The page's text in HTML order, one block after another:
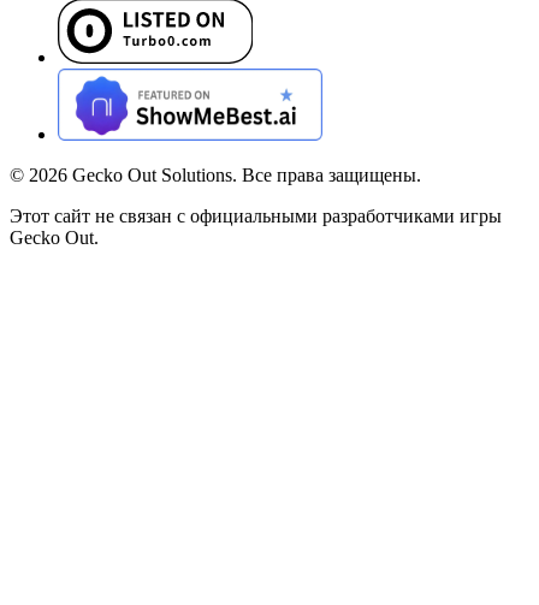
© 2026 Gecko Out Solutions. Все права защищены.
Этот сайт не связан с официальными разработчиками игры
Gecko Out.